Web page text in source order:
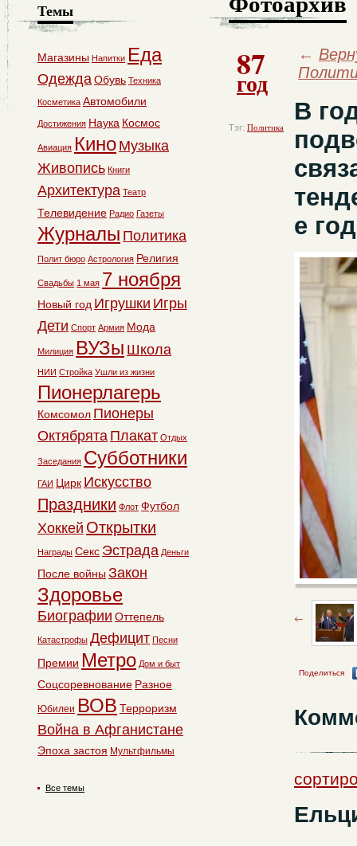
87
год
Тэг: Политика
←
В
е
Поделиться
Темы
Магазины Напитки Еда
ОдеждаОбувь Техника
Косметика Автомобили
Достижения Наука Космос
Авиация Кино Музыка
Живопись Книги
Архитектура Театр
Телевидение Радио Газеты
Журналы Политика
Полит бюро Астрология Религия
Свадьбы 1 мая 7 ноября
Новый год Игрушки Игры
Дети Спорт Армия Мода
Милиция ВУЗы Школа
НИИ Стройка Ушли из жизни
Пионерлагерь
Комсомол Пионеры
Октябрята Плакат Отдых
Заседания Субботники
ГАИ Цирк Искусство
Праздники Флот Футбол
Хоккей Открытки
Награды Секс Эстрада Деньги
После войны Закон
Здоровье
Биографии Оттепель
Катастрофы Дефицит Песни
Премии Метро Дом и быт
Соцсоревнование Разное
Юбилеи ВОВ Терроризм
Война в Афганистане
Эпоха застоя Мультфильмы
Все темы